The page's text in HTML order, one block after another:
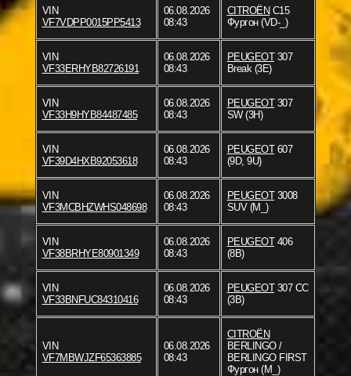
VIN
VF7VDPP0015PP5413
06.08.2026
08:43
CITROËN C15
Фургон (VD-_)
VIN
VF33ERHYB82726191
06.08.2026
08:43
PEUGEOT307
Break (3E)
VIN
VF33H9HYB84487485
06.08.2026
08:43
PEUGEOT307
SW (3H)
VIN
VF39D4HXB92053618
06.08.2026
08:43
PEUGEOT607
(9D, 9U)
VIN
VF3MCBHZWHS048698
06.08.2026
08:43
PEUGEOT3008
SUV (M_)
VIN
VF38BRHYE80901349
06.08.2026
08:43
PEUGEOT406
(8B)
VIN
VF33BNFUC84310416
06.08.2026
08:43
PEUGEOT307 CC
(3B)
VIN
VF7MBWJZF65363885
06.08.2026
08:43
CITROËN
BERLINGO /
BERLINGO FIRST
Фургон (M_)